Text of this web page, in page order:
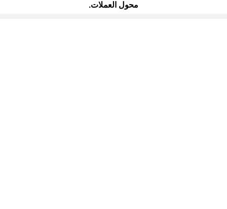
محول العملات.